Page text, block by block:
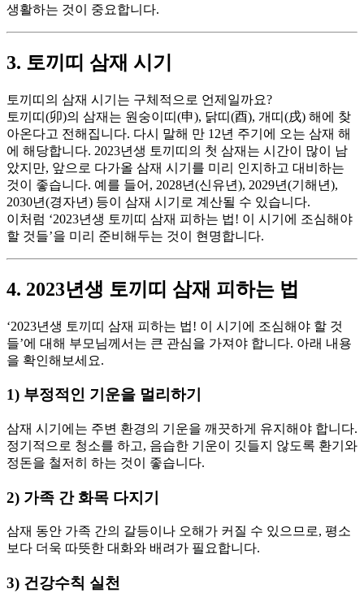
생활하는 것이 중요합니다.
3. 토끼띠 삼재 시기
토끼띠의 삼재 시기는 구체적으로 언제일까요?
토끼띠(卯)의 삼재는 원숭이띠(申), 닭띠(酉), 개띠(戌) 해에 찾
아온다고 전해집니다. 다시 말해 만 12년 주기에 오는 삼재 해
에 해당합니다. 2023년생 토끼띠의 첫 삼재는 시간이 많이 남
았지만, 앞으로 다가올 삼재 시기를 미리 인지하고 대비하는
것이 좋습니다. 예를 들어, 2028년(신유년), 2029년(기해년),
2030년(경자년) 등이 삼재 시기로 계산될 수 있습니다.
이처럼 ‘2023년생 토끼띠 삼재 피하는 법! 이 시기에 조심해야
할 것들’을 미리 준비해두는 것이 현명합니다.
4. 2023년생 토끼띠 삼재 피하는 법
‘2023년생 토끼띠 삼재 피하는 법! 이 시기에 조심해야 할 것
들’에 대해 부모님께서는 큰 관심을 가져야 합니다. 아래 내용
을 확인해보세요.
1) 부정적인 기운을 멀리하기
삼재 시기에는 주변 환경의 기운을 깨끗하게 유지해야 합니다.
정기적으로 청소를 하고, 음습한 기운이 깃들지 않도록 환기와
정돈을 철저히 하는 것이 좋습니다.
2) 가족 간 화목 다지기
삼재 동안 가족 간의 갈등이나 오해가 커질 수 있으므로, 평소
보다 더욱 따뜻한 대화와 배려가 필요합니다.
3) 건강수칙 실천